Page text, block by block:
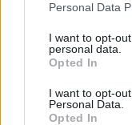
Personal Data
I want to opt-
personal data.
Opted In
I want to opt-
Personal Data.
Opted In